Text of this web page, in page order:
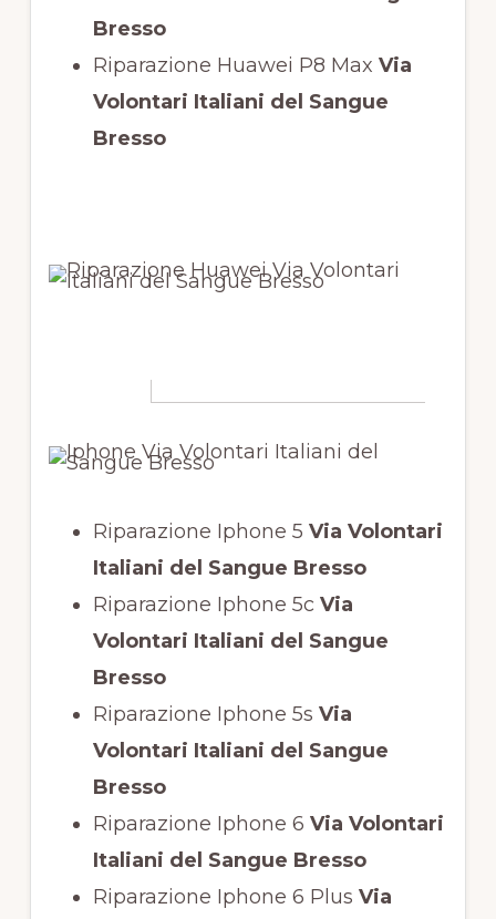
Bresso
Riparazione Huawei P8 Max Via
Volontari Italiani del Sangue
Bresso
Riparazione Iphone 5 Via Volontari
Italiani del Sangue Bresso
Riparazione Iphone 5c Via
Volontari Italiani del Sangue
Bresso
Riparazione Iphone 5s Via
Volontari Italiani del Sangue
Bresso
Riparazione Iphone 6 Via Volontari
Italiani del Sangue Bresso
Riparazione Iphone 6 Plus Via